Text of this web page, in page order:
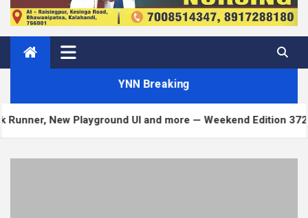
YNN Breaking
UI and more — Weekend Edition 372